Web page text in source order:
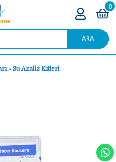
ARA
0
» Su Analiz Kitleri